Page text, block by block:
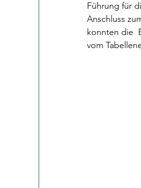
Führung für
Anschluss
konnten die
vom